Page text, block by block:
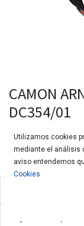
CAMON
DC354/01
Utilizamos cookies
mediante el análisis
aviso entendemos
Cookies